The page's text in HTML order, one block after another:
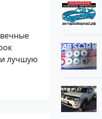
лучшую